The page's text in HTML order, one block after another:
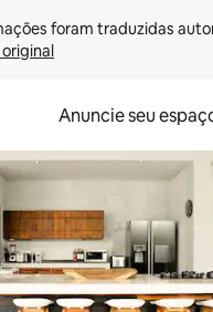
Anuncie seu